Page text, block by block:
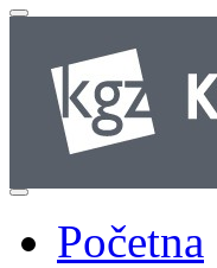
Početna